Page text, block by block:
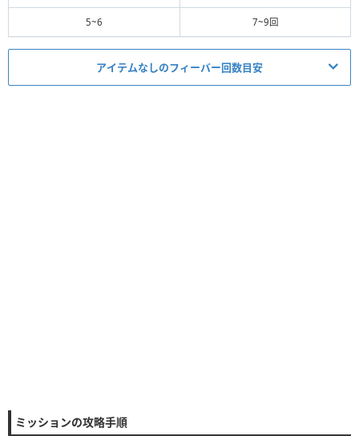
5~6 7~9回
アイテムなしのフィーバー回数目安
3~4
ミッションの攻略手順